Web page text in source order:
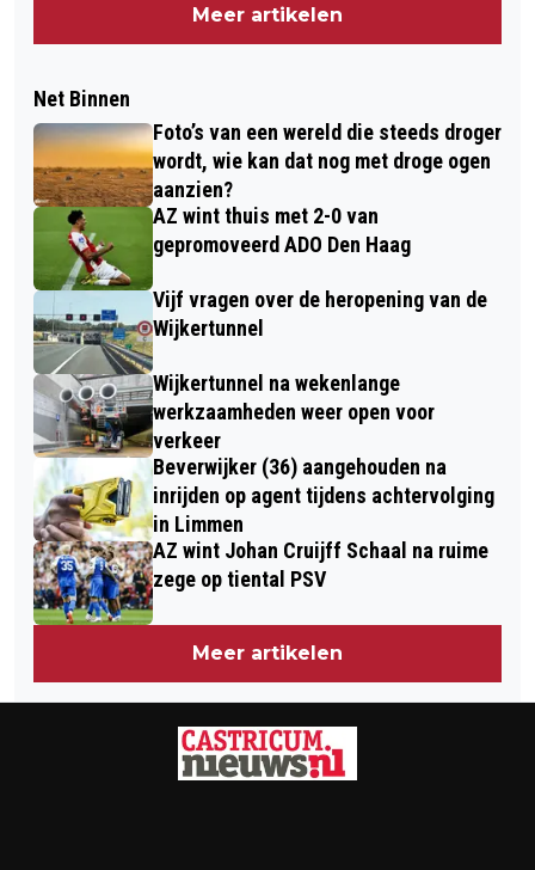
Meer artikelen
Net Binnen
Foto’s van een wereld die steeds droger
wordt, wie kan dat nog met droge ogen
aanzien?
AZ wint thuis met 2-0 van
gepromoveerd ADO Den Haag
Vijf vragen over de heropening van de
Wijkertunnel
Wijkertunnel na wekenlange
werkzaamheden weer open voor
verkeer
Beverwijker (36) aangehouden na
inrijden op agent tijdens achtervolging
in Limmen
AZ wint Johan Cruijff Schaal na ruime
zege op tiental PSV
Meer artikelen